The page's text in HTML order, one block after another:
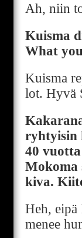
Ah, niin
Kuisma
What
Kuisma
lot. Hyvä
ryhtyisin
40
Mokoma
kiva.
Heh,
menee